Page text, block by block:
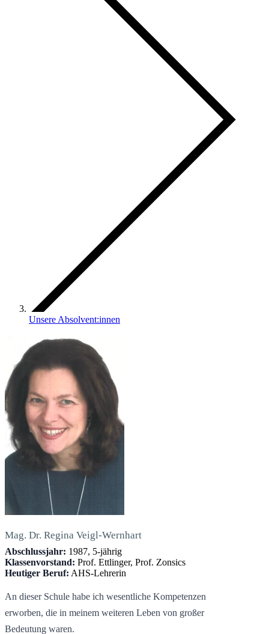
Unsere Absolvent:innen
Mag. Dr. Regina Veigl-Wernhart
Abschlussjahr: 1987, 5-jährig
Klassenvorstand: Prof. Ettlinger, Prof. Zonsics
Heutiger Beruf: AHS-Lehrerin
An dieser Schule habe ich wesentliche Kompetenzen
erworben, die in meinem weiteren Leben von großer
Bedeutung waren.